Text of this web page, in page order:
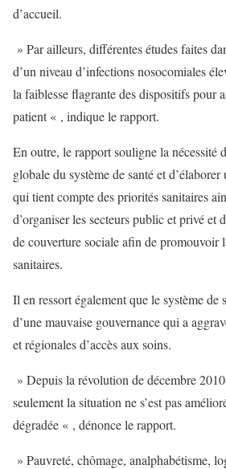
d’accueil.
» Par ailleurs, différentes études faites
d’un niveau d’infections nosocomiales
la faiblesse flagrante des dispositifs pour
patient « , indique le rapport.
En outre, le rapport souligne la nécessité
globale du système de santé et
qui tient compte des priorités sanitaires
d’organiser les secteurs public et privé et
de couverture sociale afin de promouvoir
sanitaires.
Il en ressort également que le système de
d’une mauvaise gouvernance qui a
et régionales d’accès aux soins.
» Depuis la révolution de décembre
seulement la situation ne s’est pas
dégradée « , dénonce le rapport.
» Pauvreté, chômage, analphabétisme,